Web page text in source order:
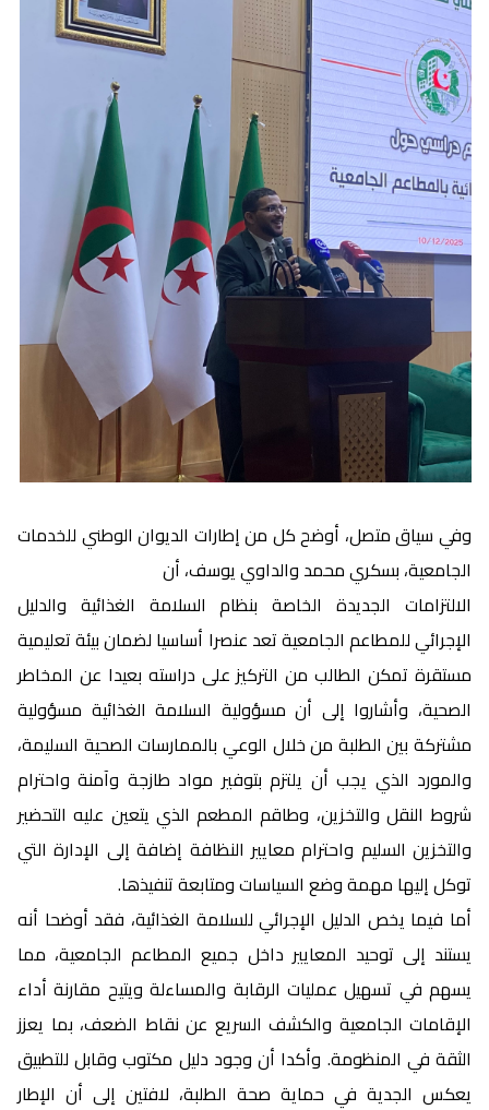
وفي سياق متصل، أوضح كل من إطارات الديوان الوطني للخدمات
الجامعية، بسكري محمد والداوي يوسف، أن
الالتزامات الجديدة الخاصة بنظام السلامة الغذائية والدليل
الإجرائي للمطاعم الجامعية تعد عنصرا أساسيا لضمان بيئة تعليمية
مستقرة تمكن الطالب من التركيز على دراسته بعيدا عن المخاطر
الصحية، وأشاروا إلى أن مسؤولية السلامة الغذائية مسؤولية
مشتركة بين الطلبة من خلال الوعي بالممارسات الصحية السليمة،
والمورد الذي يجب أن يلتزم بتوفير مواد طازجة وآمنة واحترام
شروط النقل والتخزين، وطاقم المطعم الذي يتعين عليه التحضير
والتخزين السليم واحترام معايير النظافة إضافة إلى الإدارة التي
توكل إليها مهمة وضع السياسات ومتابعة تنفيذها.
أما فيما يخص الدليل الإجرائي للسلامة الغذائية، فقد أوضحا أنه
يستند إلى توحيد المعايير داخل جميع المطاعم الجامعية، مما
يسهم في تسهيل عمليات الرقابة والمساءلة ويتيح مقارنة أداء
الإقامات الجامعية والكشف السريع عن نقاط الضعف، بما يعزز
الثقة في المنظومة. وأكدا أن وجود دليل مكتوب وقابل للتطبيق
يعكس الجدية في حماية صحة الطلبة، لافتين إلى أن الإطار